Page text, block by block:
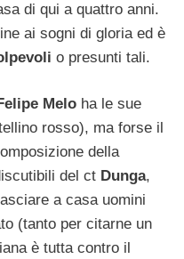
di qui a quattro anni.
ai sogni di gloria ed è
o presunti tali.
Melo ha le sue
rosso), ma forse il
della
del ct Dunga,
a casa uomini
(tanto per citarne un
è tutta contro il